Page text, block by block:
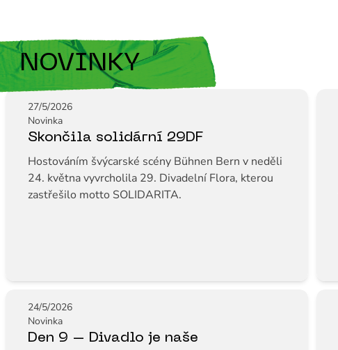
NOVINKY
27/5/2026
Novinka
Skončila solidární 29DF
Hostováním švýcarské scény Bühnen Bern v neděli
24. května vyvrcholila 29. Divadelní Flora, kterou
zastřešilo motto SOLIDARITA.
24/5/2026
Novinka
Den 9 – Divadlo je naše